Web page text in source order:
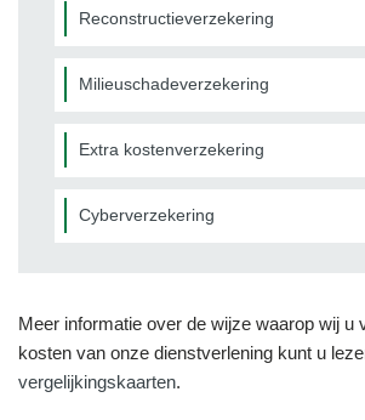
Reconstructieverzekering
Milieuschadeverzekering
Extra kostenverzekering
Cyberverzekering
Meer informatie over de wijze waarop wij u
kosten van onze dienstverlening kunt u
vergelijkingskaarten.